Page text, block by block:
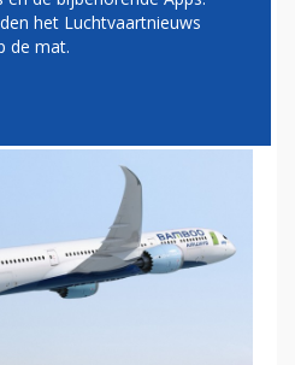
NEEMT
787'S IN
het Luchtvaartnieuws
de mat.